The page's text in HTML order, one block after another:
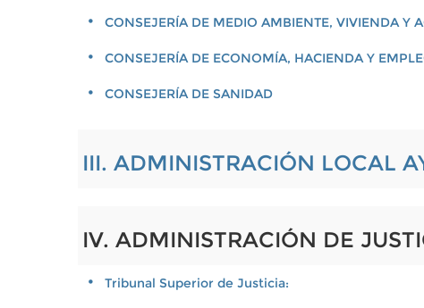
CONSEJERÍA DE MEDIO AMBIENTE, VIVIENDA Y
CONSEJERÍA DE ECONOMÍA, HACIENDA Y
CONSEJERÍA DE SANIDAD
III. ADMINISTRACIÓN LOCAL
IV. ADMINISTRACIÓN DE
Tribunal Superior de Justicia: